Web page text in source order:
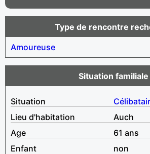
Type de rencontre
Amoureuse
Situation familiale
Situation
Lieu d'habitation
Auch
Age
61 ans
Enfant
non